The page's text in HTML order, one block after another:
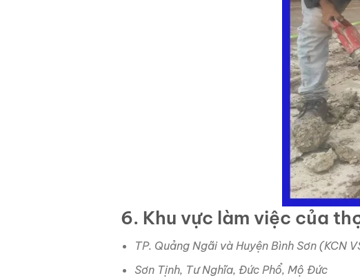
6. Khu vực làm việc của
TP. Quảng Ngãi và Huyện Bình Sơn (KCN
Sơn Tịnh, Tư Nghĩa, Đức Phổ, Mộ Đức